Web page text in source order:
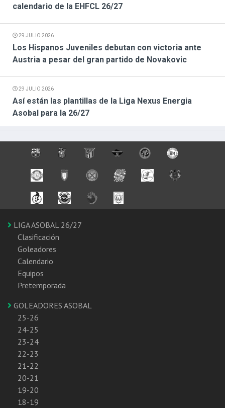
calendario de la EHFCL 26/27
29 JULIO 2026
Los Hispanos Juveniles debutan con victoria ante
Austria a pesar del gran partido de Novakovic
29 JULIO 2026
Así están las plantillas de la Liga Nexus Energia
Asobal para la 26/27
LIGA ASOBAL 26/27
Clasificación
Goleadores
Calendario
Equipos
Pretemporada
GOLEADORES ASOBAL
25-26
24-25
23-24
22-23
21-22
20-21
19-20
18-19